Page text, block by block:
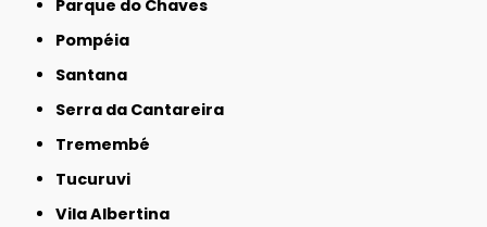
Parque do Chaves
Pompéia
Santana
Serra da Cantareira
Tremembé
Tucuruvi
Vila Albertina